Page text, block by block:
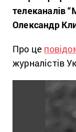
телеканалів
Олександр
Про це
журналістів